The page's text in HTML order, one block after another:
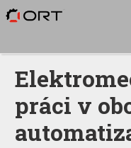
práci v